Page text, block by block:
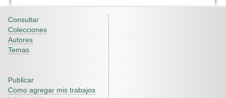
Consultar
Colecciones
Autores
Temas
Publicar
Como agregar mis trabajos